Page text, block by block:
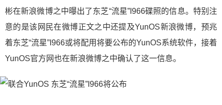
彬在新浪微博之中曝出了东芝“流星”I966碟照的信息。特别注
意的是该网民在微博正文之中还提及YunOS新浪微博，预兆
着东芝“流星”I966或将配用将要公布的YunOS系统软件，接着
YunOS官方网也在新浪微博之中确认了这一信息。